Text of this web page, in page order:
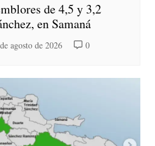
de 4,5 y 3,2
en Samaná
agosto de 2026 0